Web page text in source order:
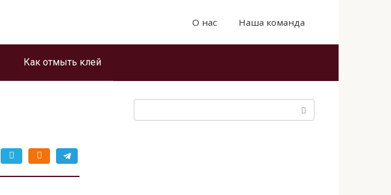
О нас Наша команда
Как отмыть клей